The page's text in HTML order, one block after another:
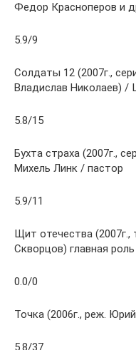
Федор Красноперов и
5.9/9
Солдаты 12 (2007г.,
Владислав Николаев) /
5.8/15
Бухта страха (2007г.,
Михель Линк / пастор
5.9/11
Щит отечества (2007г.,
Скворцов) главная
0.0/0
Точка (2006г., реж.
5.8/37